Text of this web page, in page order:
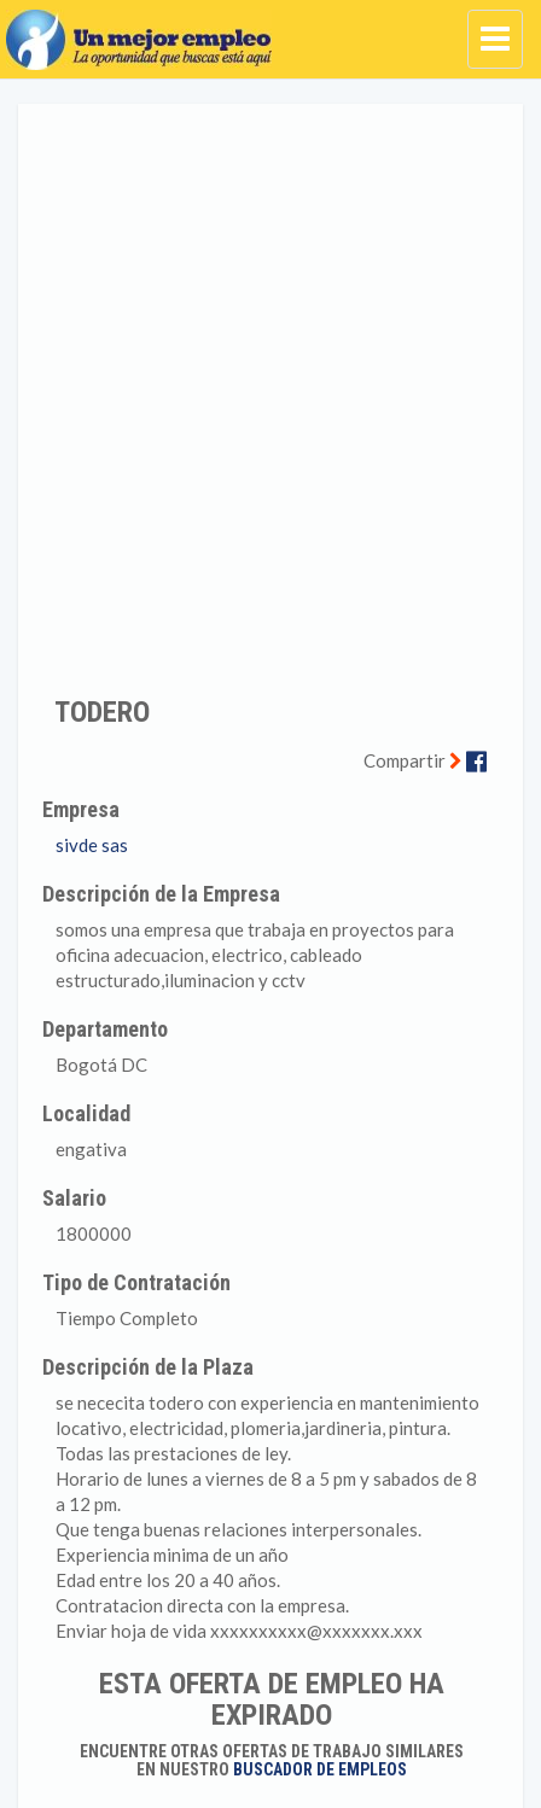
TODERO
Compartir
Empresa
sivde sas
Descripción de la Empresa
somos una empresa que trabaja en proyectos para
oficina adecuacion, electrico, cableado
estructurado,iluminacion y cctv
Departamento
Bogotá DC
Localidad
engativa
Salario
1800000
Tipo de Contratación
Tiempo Completo
Descripción de la Plaza
se nececita todero con experiencia en mantenimiento
locativo, electricidad, plomeria,jardineria, pintura.
Todas las prestaciones de ley.
Horario de lunes a viernes de 8 a 5 pm y sabados de 8
a 12 pm.
Que tenga buenas relaciones interpersonales.
Experiencia minima de un año
Edad entre los 20 a 40 años.
Contratacion directa con la empresa.
Enviar hoja de vida xxxxxxxxxx@xxxxxxx.xxx
ESTA OFERTA DE EMPLEO HA
EXPIRADO
ENCUENTRE OTRAS OFERTAS DE TRABAJO SIMILARES
EN NUESTRO BUSCADOR DE EMPLEOS